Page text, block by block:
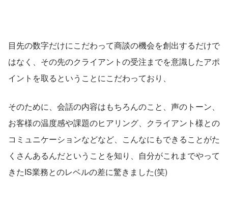
目先の数字だけにこだわって商談の機会を創出するだけで
はなく、その先のクライアントの受注までを意識したアポ
イントを取るということにこだわっており、
そのために、会話の内容はもちろんのこと、声のトーン、
お客様の温度感や課題のヒアリング、クライアント様との
コミュニケーションなどなど、こんなにもできることがた
くさんあるんだということを知り、自分がこれまでやって
きたIS業務とのレベルの差に驚きました(笑)